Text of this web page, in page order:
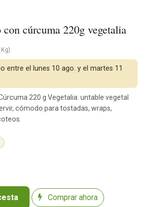
cúrcuma 220g vegetalia
Kg)
Comprar ahora
entre el lunes 10 ago. y el martes 11
220 g Vegetalia: untable vegetal
cómodo para tostadas, wraps,